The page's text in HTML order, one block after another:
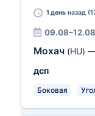
1 день назад
09.08–12.08
Мохач (HU)
дсп
Боковая